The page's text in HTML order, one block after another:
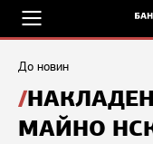
До новин
МАЙНО